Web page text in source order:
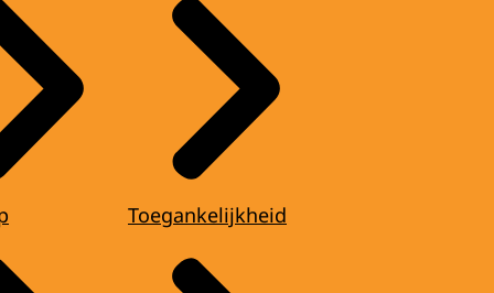
Toegankelijkheid